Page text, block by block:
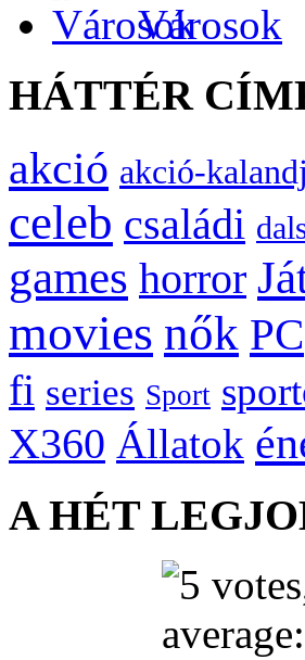
Városok
HÁTTÉR
akció akció-
celeb családi
games horror
movies nők PC
fi series Sport
X360 Állatok
A HÉT